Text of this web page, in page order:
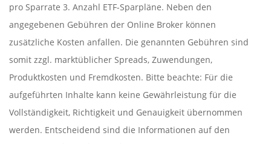
pro Sparrate 3. Anzahl ETF-Sparpläne. Neben den
angegebenen Gebühren der Online Broker können
zusätzliche Kosten anfallen. Die genannten Gebühren sind
somit zzgl. marktüblicher Spreads, Zuwendungen,
Produktkosten und Fremdkosten. Bitte beachte: Für die
aufgeführten Inhalte kann keine Gewährleistung für die
Vollständigkeit, Richtigkeit und Genauigkeit übernommen
werden. Entscheidend sind die Informationen auf den